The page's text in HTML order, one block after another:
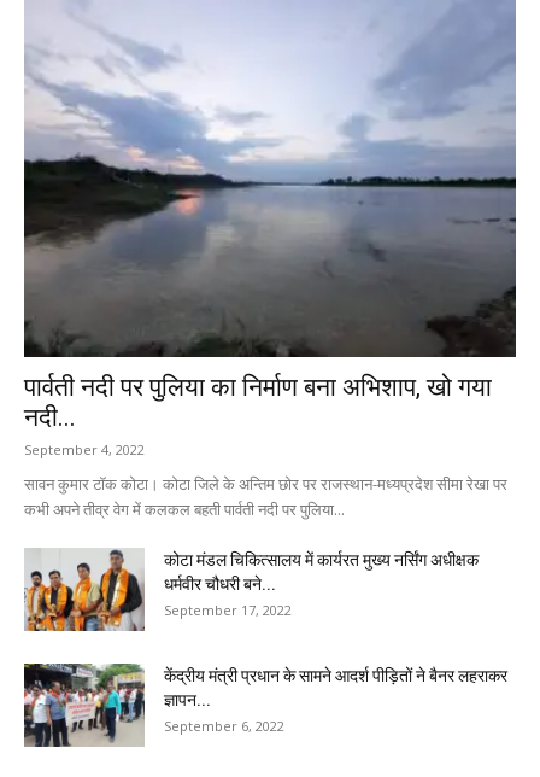
पार्वती नदी पर पुलिया का निर्माण बना अभिशाप, खो गया
नदी...
September 4, 2022
सावन कुमार टॉक कोटा। कोटा जिले के अन्तिम छोर पर राजस्थान-मध्यप्रदेश सीमा रेखा पर
कभी अपने तीव्र वेग में कलकल बहती पार्वती नदी पर पुलिया...
कोटा मंडल चिकित्सालय में कार्यरत मुख्य नर्सिंग अधीक्षक
धर्मवीर चौधरी बने...
September 17, 2022
केंद्रीय मंत्री प्रधान के सामने आदर्श पीड़ितों ने बैनर लहराकर
ज्ञापन...
September 6, 2022